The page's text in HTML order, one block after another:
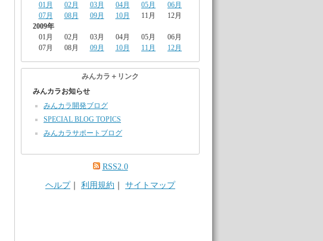
01月
02月 03月 04月 05月
06月
07月
08月 09月 10月 11月
12月
2009年
01月
02月 03月 04月 05月
06月
07月
08月 09月 10月 11月 12月
みんカラ＋リンク
みんカラお知らせ
みんカラ開発ブログ
SPECIAL BLOG TOPICS
みんカラサポートブログ
RSS2.0
ヘルプ 利用規約 サイトマップ